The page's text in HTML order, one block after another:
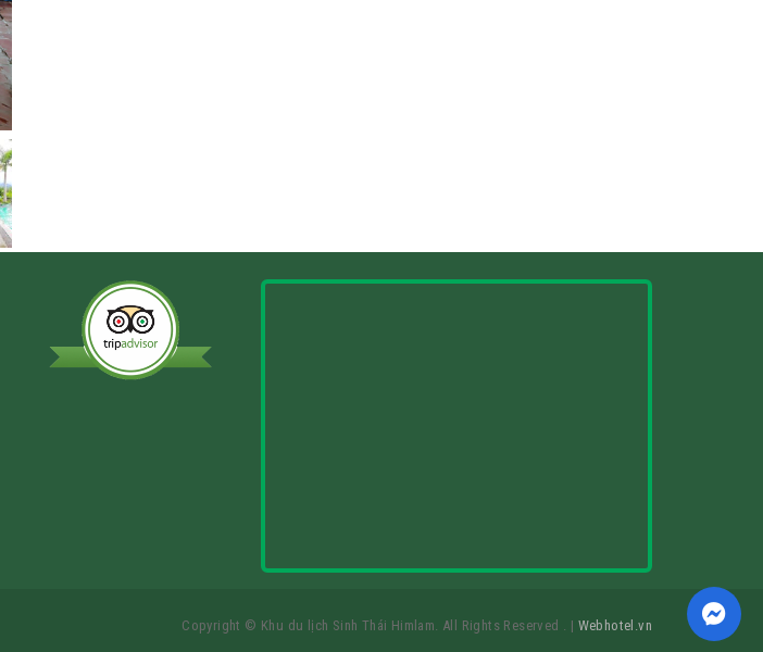
Copyright © Khu du lịch Sinh Thái Himlam. All Rights Reserved . | Webhotel.vn